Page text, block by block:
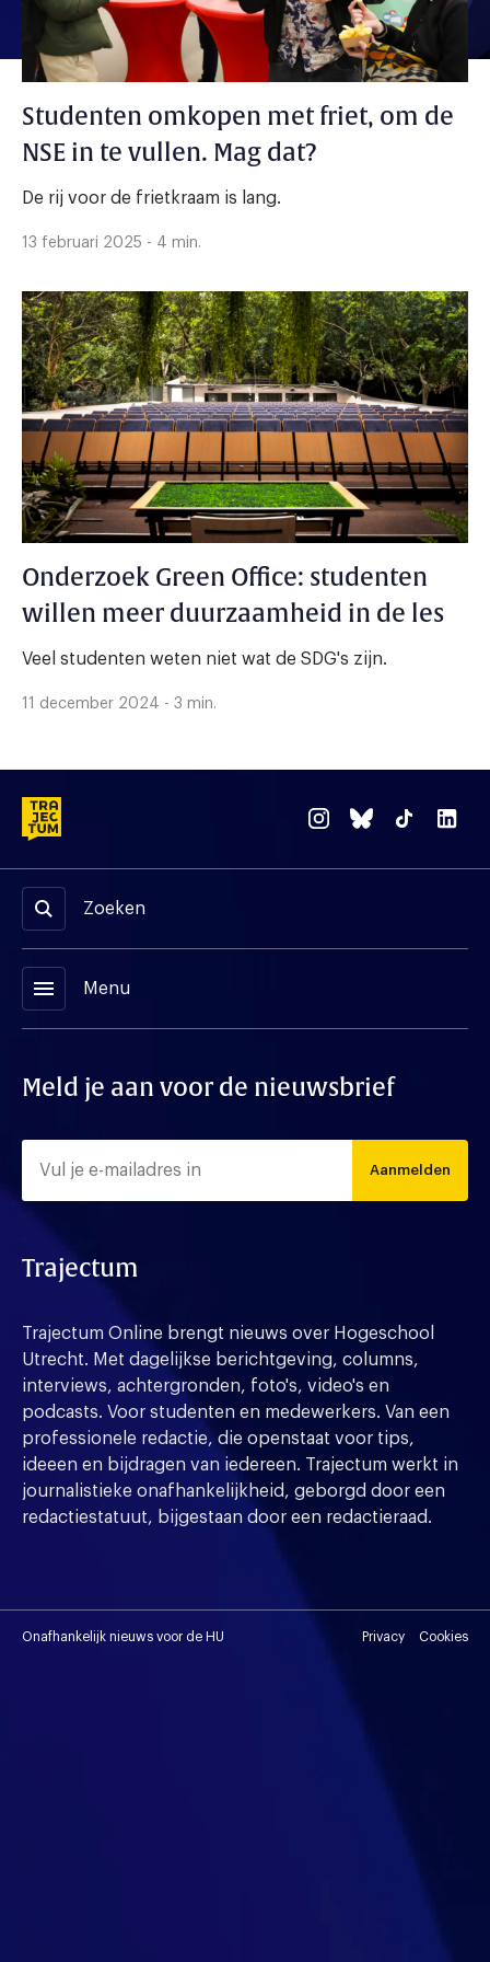
Studenten omkopen met friet, om de
NSE in te vullen. Mag dat?
De rij voor de frietkraam is lang.
13 februari 2025 - 4 min.
Onderzoek Green Office: studenten
willen meer duurzaamheid in de les
Veel studenten weten niet wat de SDG's zijn.
11 december 2024 - 3 min.
Zoeken
menu Menu
Meld je aan voor de nieuwsbrief
Aanmelden
Trajectum
Trajectum Online brengt nieuws over Hogeschool
Utrecht. Met dagelijkse berichtgeving, columns,
interviews, achtergronden, foto's, video's en
podcasts. Voor studenten en medewerkers. Van een
professionele redactie, die openstaat voor tips,
ideeen en bijdragen van iedereen. Trajectum werkt in
journalistieke onafhankelijkheid, geborgd door een
redactiestatuut, bijgestaan door een redactieraad.
Onafhankelijk nieuws voor de HU Privacy Cookies